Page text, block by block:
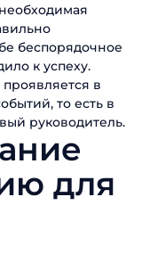
беспорядочное
к успеху.
в
то есть в
руководитель.
для
Cloud
Один из
с вами в
дня!
уже
Один из
с вами в
дня!
Один из
с вами в
дня!